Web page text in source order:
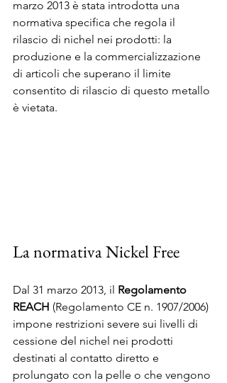
marzo 2013 è stata introdotta una
normativa specifica che regola il
rilascio di nichel nei prodotti: la
produzione e la commercializzazione
di articoli che superano il limite
consentito di rilascio di questo metallo
è vietata.
La normativa Nickel Free
Dal 31 marzo 2013, il Regolamento
REACH (Regolamento CE n. 1907/2006)
impone restrizioni severe sui livelli di
cessione del nichel nei prodotti
destinati al contatto diretto e
prolungato con la pelle o che vengono